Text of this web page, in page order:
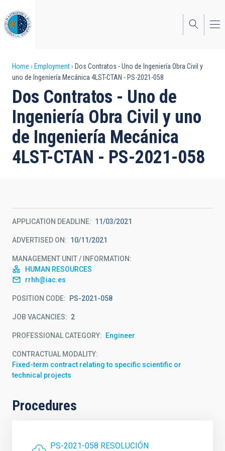
to
main
content
Breadcrumb
Home Employment
Dos Contratos - Uno de Ingeniería Obra Civil y
uno de Ingeniería Mecánica 4LST-CTAN - PS-2021-058
Dos Contratos - Uno de
Ingeniería Obra Civil y uno
de Ingeniería Mecánica
4LST-CTAN - PS-2021-058
APPLICATION DEADLINE 11/03/2021
ADVERTISED ON 10/11/2021
MANAGEMENT UNIT / INFORMATION
HUMAN RESOURCES
rrhh@iac.es
POSITION CODE PS-2021-058
JOB VACANCIES 2
PROFESSIONAL CATEGORY Engineer
CONTRACTUAL MODALITY
Fixed-term contract relating to specific scientific or
technical projects
Procedures
PS-2021-058 RESOLUCIÓN